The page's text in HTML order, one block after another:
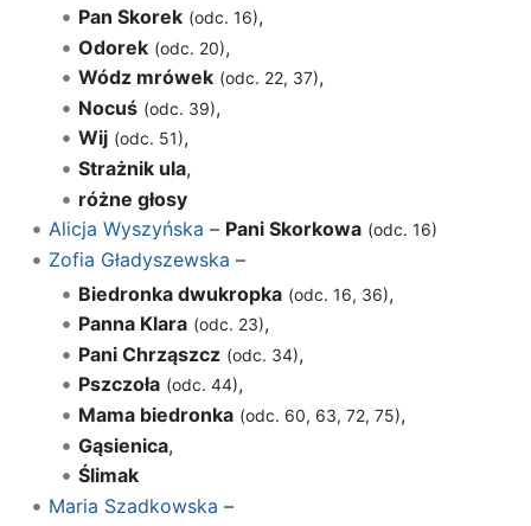
Pan Skorek (odc. 16),
Odorek (odc. 20),
Wódz mrówek (odc. 22, 37),
Nocuś (odc. 39),
Wij (odc. 51),
Strażnik ula,
różne głosy
Alicja Wyszyńska – Pani Skorkowa (odc. 16)
Zofia Gładyszewska –
Biedronka dwukropka (odc. 16, 36),
Panna Klara (odc. 23),
Pani Chrząszcz (odc. 34),
Pszczoła (odc. 44),
Mama biedronka (odc. 60, 63, 72, 75),
Gąsienica,
Ślimak
Maria Szadkowska –